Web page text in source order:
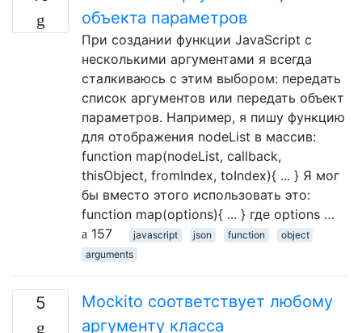
объекта параметров
При создании функции JavaScript с
несколькими аргументами я всегда
сталкиваюсь с этим выбором: передать
список аргументов или передать объект
параметров. Например, я пишу функцию
для отображения nodeList в массив:
function map(nodeList, callback,
thisObject, fromIndex, toIndex){ ... } Я мог
бы вместо этого использовать это:
function map(options){ ... } где options …
157
javascript json function
object
arguments
5
Mockito соответствует любому
аргументу класса